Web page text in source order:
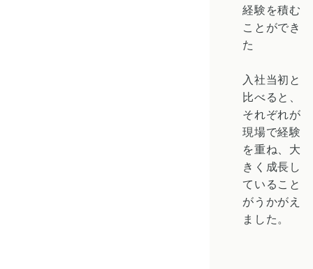
経験を積む
ことができ
た
入社当初と
比べると、
それぞれが
現場で経験
を重ね、大
きく成長し
ていること
がうかがえ
ました。